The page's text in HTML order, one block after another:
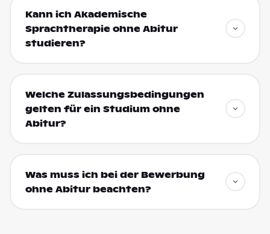
Kann ich Akademische
Sprachtherapie ohne Abitur
studieren?
Welche Zulassungsbedingungen
gelten für ein Studium ohne
Abitur?
Was muss ich bei der Bewerbung
ohne Abitur beachten?